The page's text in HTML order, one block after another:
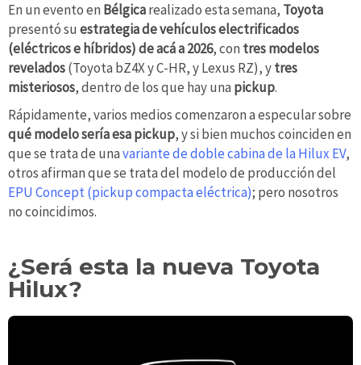
En un evento en Bélgicarealizado esta semana, Toyota
presentó su estrategia de vehículos electrificados
(eléctricos e híbridos) de acá a 2026, con tres modelos
revelados(Toyota bZ4X y C-HR, y Lexus RZ), ytres
misteriosos, dentro de los que hay una pickup.
Rápidamente, varios medios comenzaron a especular sobre
qué modelo sería esa pickup, y si bien muchos coinciden en
que se trata de unavariante de doble cabina de la Hilux EV,
otros afirman que se trata del modelo de producción del
EPU Concept (pickup compacta eléctrica); pero nosotros
no coincidimos.
¿Será esta la nueva Toyota
Hilux?